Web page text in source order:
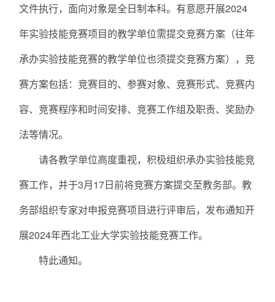
文件执行，面向对象是全日制本科。有意愿开展2024
年实验技能竞赛项目的教学单位需提交竞赛方案（往年
承办实验技能竞赛的教学单位也须提交竞赛方案），竞
赛方案包括：竞赛目的、参赛对象、竞赛形式、竞赛内
容、竞赛程序和时间安排、竞赛工作组及职责、奖励办
法等情况。
请各教学单位高度重视，积极组织承办实验技能竞
赛工作，并于3月17日前将竞赛方案提交至教务部。教
务部组织专家对申报竞赛项目进行评审后，发布通知开
展2024年西北工业大学实验技能竞赛工作。
特此通知。